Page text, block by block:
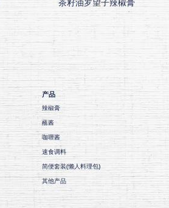
产品
辣椒膏
蘸酱
咖喱酱
速食调料
简便套装(懒人料理包)
其他产品